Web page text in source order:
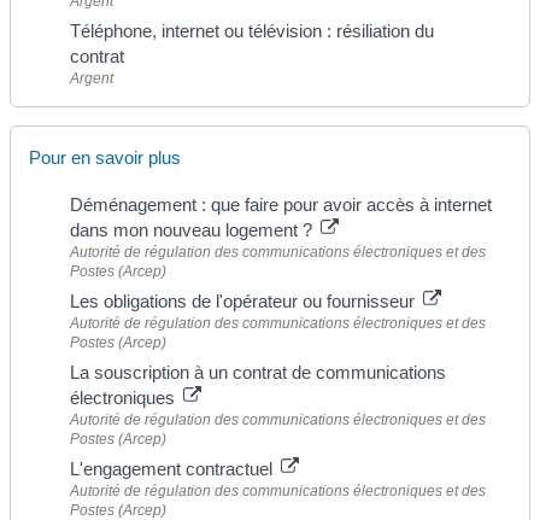
Téléphone, internet ou télévision : résiliation du
contrat
Argent
Pour en savoir plus
Déménagement : que faire pour avoir accès à internet
dans mon nouveau logement ?
Autorité de régulation des communications électroniques et des
Postes (Arcep)
Les obligations de l'opérateur ou fournisseur
Autorité de régulation des communications électroniques et des
Postes (Arcep)
La souscription à un contrat de communications
électroniques
Autorité de régulation des communications électroniques et des
Postes (Arcep)
L'engagement contractuel
Autorité de régulation des communications électroniques et des
Postes (Arcep)